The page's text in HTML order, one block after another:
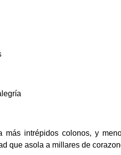
intrépidos colonos, y
que asola a millares de